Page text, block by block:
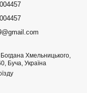
Хмельницького,
Буча, Україна